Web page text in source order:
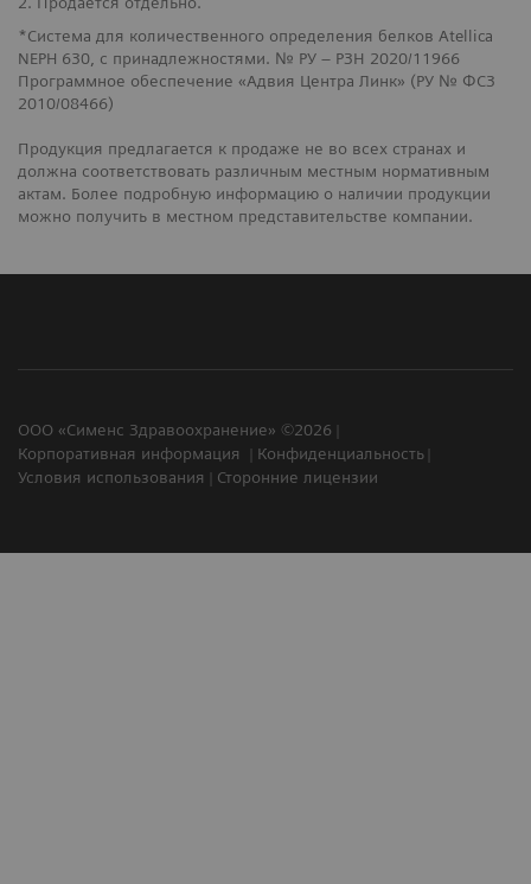
*Система для количественного определения белков Atellica
NEPH 630, с принадлежностями. № РУ – РЗН 2020/11966
Программное обеспечение «Адвия Центра Линк» (РУ № ФСЗ
2010/08466)
Продукция предлагается к продаже не во всех странах и
должна соответствовать различным местным нормативным
актам. Более подробную информацию о наличии продукции
можно получить в местном представительстве компании.
ООО «Сименс Здравоохранение» ©2026
Корпоративная информация
Конфиденциальность
Условия использования
Сторонние лицензии